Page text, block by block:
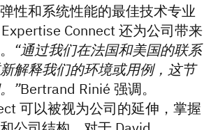
性和系统性能的最佳技术专业
Connect 还为公司带来
“通过我们在法国和美国的联系
解释我们的环境或用例，这节
”Bertrand Rinié 强调。
可以被视为公司的延伸，掌握